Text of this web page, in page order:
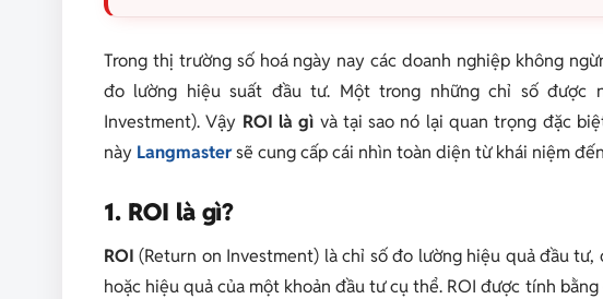
Trong thị trường số hoá ngày nay các doanh nghiệp không
đo lường hiệu suất đầu tư. Một trong những chỉ số được
Investment). Vậy ROI là gì và tại sao nó lại quan trọng đặc
này Langmastersẽ cung cấp cái nhìn toàn diện từ khái niệm
1. ROI là gì?
ROI (Return on Investment) là chỉ số đo lường hiệu quả đầu
hoặc hiệu quả của một khoản đầu tư cụ thể. ROI được tính